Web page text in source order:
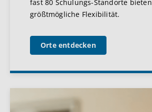
fast 80 Schulungs-Standorte bieten
größtmögliche Flexibilität.
Orte entdecken